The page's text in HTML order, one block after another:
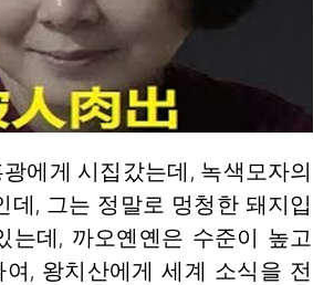
에게 시집갔는데, 녹색모자의
, 그는 정말로 멍청한 돼지입
는데, 까오옌옌은 수준이 높고
, 왕치산에게 세계 소식을 전